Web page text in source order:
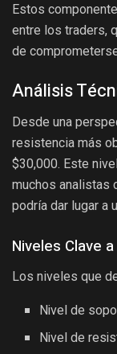
Estos
entre los traders,
de
Análisis
Desde una
resistencia más
$30,000. Este
muchos analistas
podría dar lugar a
Niveles Clave
Los niveles que
Nivel de
Nivel de